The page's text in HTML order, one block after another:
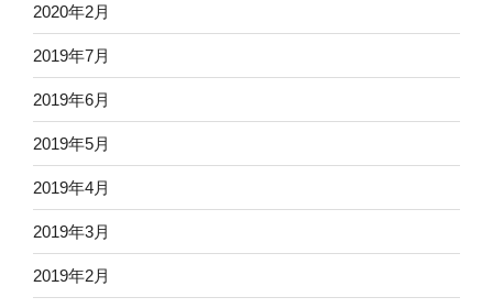
2020年2月
2019年7月
2019年6月
2019年5月
2019年4月
2019年3月
2019年2月